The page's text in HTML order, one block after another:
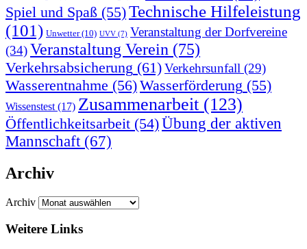
Spiel und Spaß (55)Technische Hilfeleistung
(101) Unwetter(10) UVV (7) Veranstaltung der Dorfvereine
(34)Veranstaltung Verein (75)
Verkehrsabsicherung (61)Verkehrsunfall (29)
Wasserentnahme (56)Wasserförderung (55)
Wissenstest (17) Zusammenarbeit (123)
Öffentlichkeitsarbeit (54)Übung der aktiven
Mannschaft (67)
Archiv
Archiv
Weitere Links